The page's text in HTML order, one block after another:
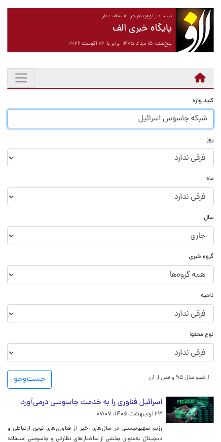
نیست بر لوح دلم جز الف قامت یار
پایگاه خبری الف
پنج‌شنبه ۱۵ مرداد ۱۴۰۵ برابر با ۰۶ آگوست ۲۰۲۶
کلید واژه
روز
ماه
سال
گروه خبری
ناحیه
نوع محتوا
جست‌و‌جو آرشیو سال ۹۵ و قبل از آن
اسرائیل فناوری را به خدمت جاسوسی درمی‌آورد
۲۳ اردیبهشت ۱۴۰۵، ۰۷:۰۷
رژیم صهیونیستی در سال‌های اخیر از فناوری‌های نوین ارتباطی و
دیجیتال به‌عنوان بخشی از ساختارهای نظارتی و جاسوسی استفاده